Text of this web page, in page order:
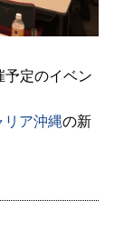
予定のイベン
リア沖縄の新